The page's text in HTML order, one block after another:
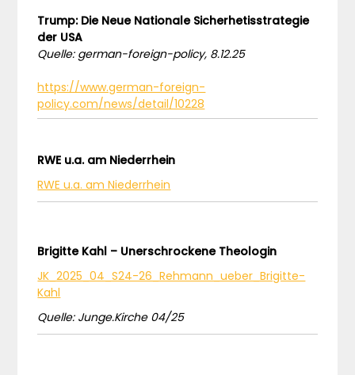
Trump: Die Neue Nationale Sicherhetisstrategie
der USA
Quelle: german-foreign-policy, 8.12.25
https://www.german-foreign-
policy.com/news/detail/10228
RWE u.a. am Niederrhein
RWE u.a. am Niederrhein
Brigitte Kahl – Unerschrockene Theologin
JK_2025_04_S24-26_Rehmann_ueber_Brigitte-
Kahl
Quelle: Junge.Kirche 04/25